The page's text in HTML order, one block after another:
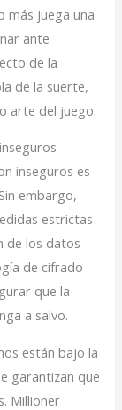
más juega una
ante
de la
de la suerte,
arte del juego.
inseguros es
embargo,
estrictas
de los datos
de cifrado
que la
a salvo.
están bajo la
garantizan que
Millioner